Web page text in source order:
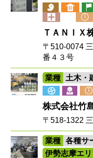
ＴＡＮＩＸ
〒510-0074
番４３号
業種 土木・
株式会社竹
〒518-1322
業種
各種サ
伊勢志摩エ